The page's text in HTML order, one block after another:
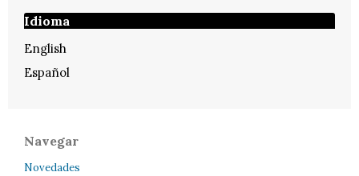
Idioma
English
Español
Navegar
Novedades